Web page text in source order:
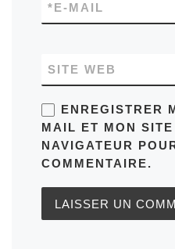
E-MAIL
*
SITE WEB
ENREGISTRER
MAIL ET MON
NAVIGATEUR
COMMENTAIRE.